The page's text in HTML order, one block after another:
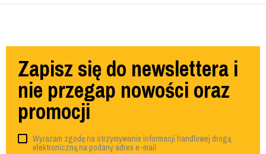
Zapisz się do newslettera i
nie przegap nowości oraz
promocji
Wyrażam zgodę na otrzymywanie informacji handlowej drogą
elektroniczną na podany adres e-mail